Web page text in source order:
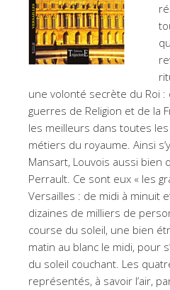
une volonté secrète du Roi
guerres de Religion et de la
les meilleurs dans toutes
métiers du royaume. Ainsi
Mansart, Louvois aussi bien
Perrault. Ce sont eux « les
Versailles : de midi à minuit
dizaines de milliers de
course du soleil, une bien
matin au blanc le midi, pour
du soleil couchant. Les
représentés, à savoir l’air,